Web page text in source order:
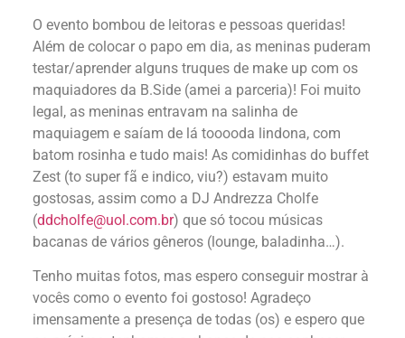
O evento bombou de leitoras e pessoas queridas!
Além de colocar o papo em dia, as meninas puderam
testar/aprender alguns truques de make up com os
maquiadores da B.Side (amei a parceria)! Foi muito
legal, as meninas entravam na salinha de
maquiagem e saíam de lá tooooda lindona, com
batom rosinha e tudo mais! As comidinhas do buffet
Zest (to super fã e indico, viu?) estavam muito
gostosas, assim como a DJ Andrezza Cholfe
(ddcholfe@uol.com.br) que só tocou músicas
bacanas de vários gêneros (lounge, baladinha…).
Tenho muitas fotos, mas espero conseguir mostrar à
vocês como o evento foi gostoso! Agradeço
imensamente a presença de todas (os) e espero que